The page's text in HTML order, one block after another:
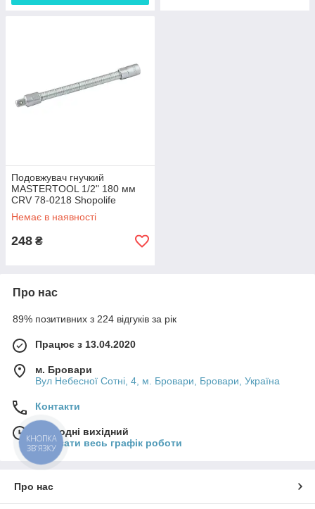
Подовжувач гнучкий
MASTERTOOL 1/2" 180 мм
CRV 78-0218 Shopolife
Немає в наявності
248 ₴
Про нас
89% позитивних з 224 відгуків за рік
Працює з 13.04.2020
м. Бровари
Вул Небесної Сотні, 4, м. Бровари, Бровари, Україна
Контакти
Сьогодні вихідний
Показати весь графік роботи
Про нас
КНОПКА
ЗВ'ЯЗКУ